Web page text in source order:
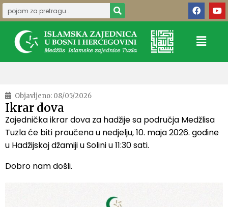
Objavljeno: 08/05/2026
Ikrar dova
Zajednička ikrar dova za hadžije sa područja Medžlisa
Tuzla će biti proučena u nedjelju, 10. maja 2026. godine
u Hadžijskoj džamiji u Solini u 11:30 sati.
Dobro nam došli.